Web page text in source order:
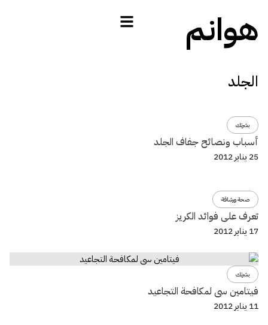
هوانم
الجلد
بشرتك
أسباب ونصائح جفاف الجلد
25 يناير 2012
صحة ورشاقة
تعرف على فوائد الكريز
17 يناير 2012
بشرتك
فيتامين سى لمكافحة التجاعيد
11 يناير 2012